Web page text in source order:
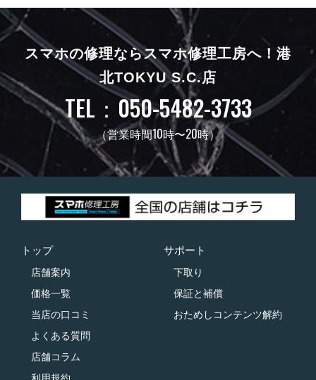
スマホの修理ならスマホ修理工房へ！ 港
北TOKYU S.C.店
TEL：050-5482-3733
（営業時間10時〜20時）
トップ
店舗案内
価格一覧
当店の口コミ
よくある質問
店舗コラム
サポート
下取り
保証と補償
おためしコンテンツ解約